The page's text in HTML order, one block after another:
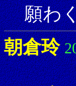
願わ
朝倉玲